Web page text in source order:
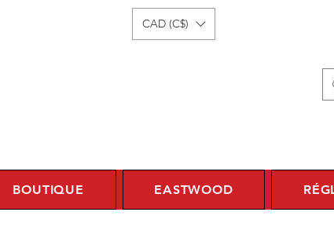
CAD (C$)
BOUTIQUE EASTWOOD